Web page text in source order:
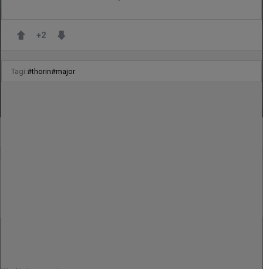
zaproszenia z rankingu VRS na sześć kolejnych
+2
Tagi:#thorin#major